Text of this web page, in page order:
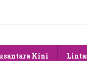
Kini